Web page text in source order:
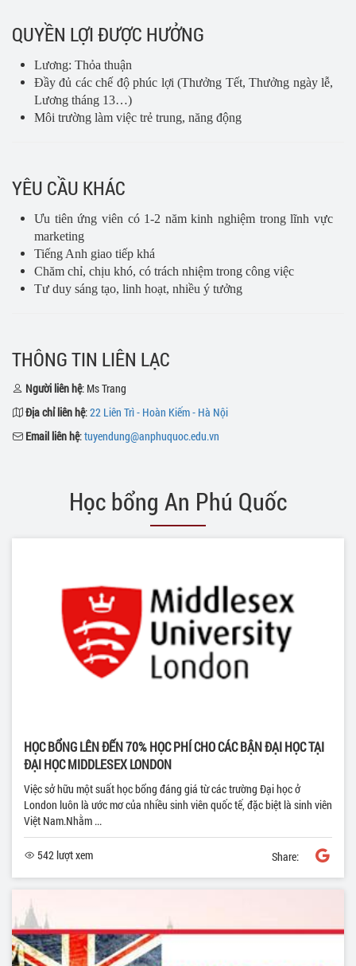
QUYỀN LỢI ĐƯỢC HƯỞNG
Lương: Thỏa thuận
Đầy đủ các chế độ phúc lợi (Thưởng Tết, Thưởng ngày lễ,
Lương tháng 13…)
Môi trường làm việc trẻ trung, năng động
YÊU CẦU KHÁC
Ưu tiên ứng viên có 1-2 năm kinh nghiệm trong lĩnh vực
marketing
Tiếng Anh giao tiếp khá
Chăm chỉ, chịu khó, có trách nhiệm trong công việc
Tư duy sáng tạo, linh hoạt, nhiều ý tưởng
THÔNG TIN LIÊN LẠC
Người liên hệ: Ms Trang
Địa chỉ liên hệ:22 Liên Trì - Hoàn Kiếm - Hà Nội
Email liên hệ:tuyendung@anphuquoc.edu.vn
Học bổng An Phú Quốc
HỌC BỔNG LÊN ĐẾN 70% HỌC PHÍ CHO CÁC BẬN ĐẠI HỌC TẠI
ĐẠI HỌC MIDDLESEX LONDON
Việc sở hữu một suất học bổng đáng giá từ các trường Đại học ở
London luôn là ước mơ của nhiều sinh viên quốc tế, đặc biệt là sinh viên
Việt Nam.Nhằm ...
542 lượt xem Share: